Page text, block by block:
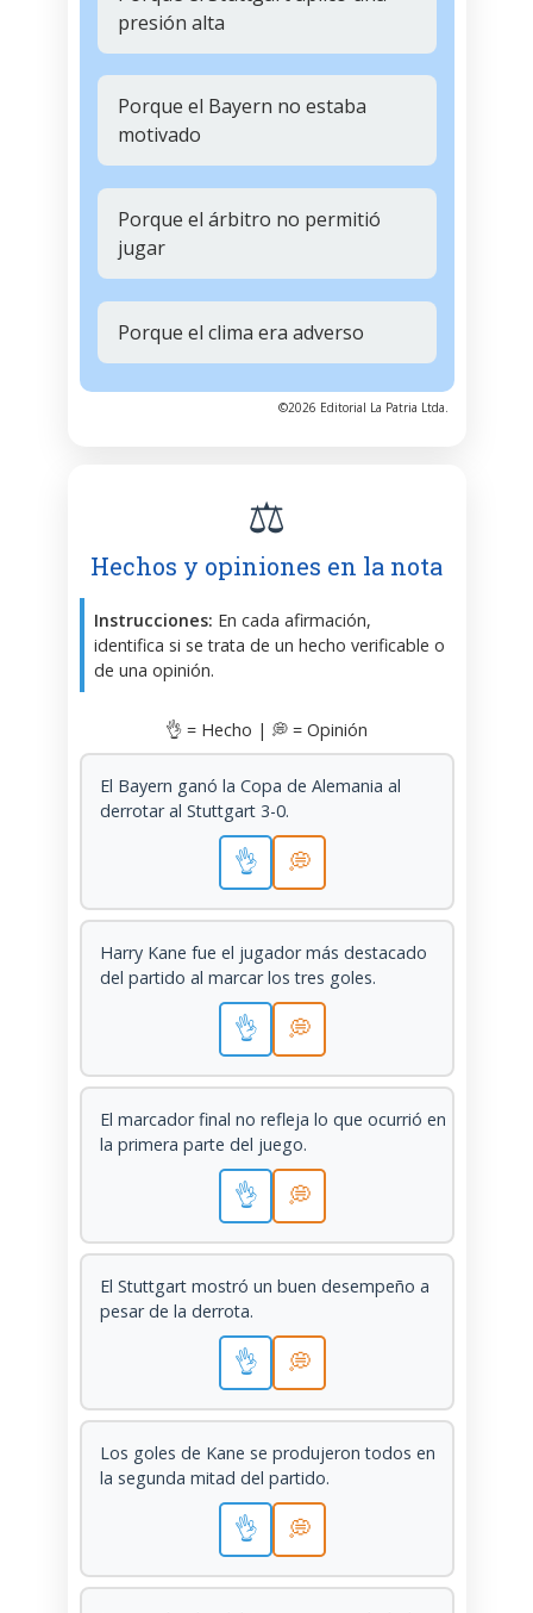
presión alta
Porque el Bayern no estaba
motivado
Porque el árbitro no permitió
jugar
Porque el clima era adverso
©2026 Editorial La Patria Ltda.
⚖️
Hechos y opiniones en la nota
Instrucciones: En cada afirmación,
identifica si se trata de un hecho verificable o
de una opinión.
👌 = Hecho | 💭 = Opinión
El Bayern ganó la Copa de Alemania al
derrotar al Stuttgart 3-0.
👌 💭
Harry Kane fue el jugador más destacado
del partido al marcar los tres goles.
👌 💭
El marcador final no refleja lo que ocurrió en
la primera parte del juego.
👌 💭
El Stuttgart mostró un buen desempeño a
pesar de la derrota.
👌 💭
Los goles de Kane se produjeron todos en
la segunda mitad del partido.
👌 💭